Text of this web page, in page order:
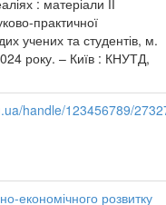
: матеріали ІІ
практичної
учених та студентів, м.
року. – Київ : КНУТД,
handle/123456789/
економічного розвитку